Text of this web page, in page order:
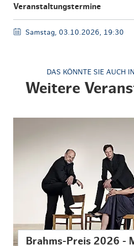
Veranstaltungstermine
Samstag, 03.10.2026, 19:30
DAS KÖNNTE SIE AUCH
Weitere
Brahms-Preis 2026 -